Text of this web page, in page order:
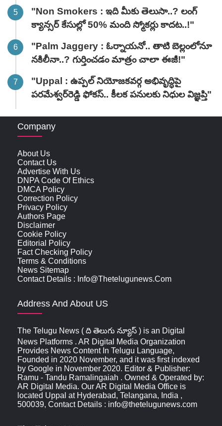
"Non Smokers : ఇది మీకు తెలుసా..? లంగ్
క్యాన్సర్ కేసుల్లో 50% మంది స్మోకర్లు కాదట..!"
"Palm Jaggery : ఓర్నాయనో.. తాటి బెల్లంలోనూ
నకిలీనా..? గుర్తించడం మాత్రం చాలా ఈజీ!"
"Uppal : ఉప్పల్ నియోజకవర్గ అభివృద్ధిపై
పరమేశ్వర్‌రెడ్డి ఫోకస్.. కీలక పనులకు నిధుల విజ్ఞప్తి"
Company
About Us
Contact Us
Advertise With Us
DNPA Code Of Ethics
DMCA Policy
Correction Policy
Privacy Policy
Authors Page
Disclaimer
Cookie Policy
Editorial Policy
Fact Checking Policy
Terms & Conditions
News Sitemap
Contact Details : Info@thetelugunews.com
Address And About US
The Telugu News ( ది తెలుగు న్యూస్‌ ) is an Digital
News Platforms . AR Digital Media Organization
Provides News Content In Telugu Language,
Founded in 2020 November, and it was first indexed
by Google in November 2020. Editor & Publisher:
Ramu - Tandu Ramalingaiah . Owned & Operated by:
AR Digital Media. Our AR Digital Media Office is
located Uppal at Hyderabad, Telangana, India ,
500039, Contact Details : info@thetelugunews.com